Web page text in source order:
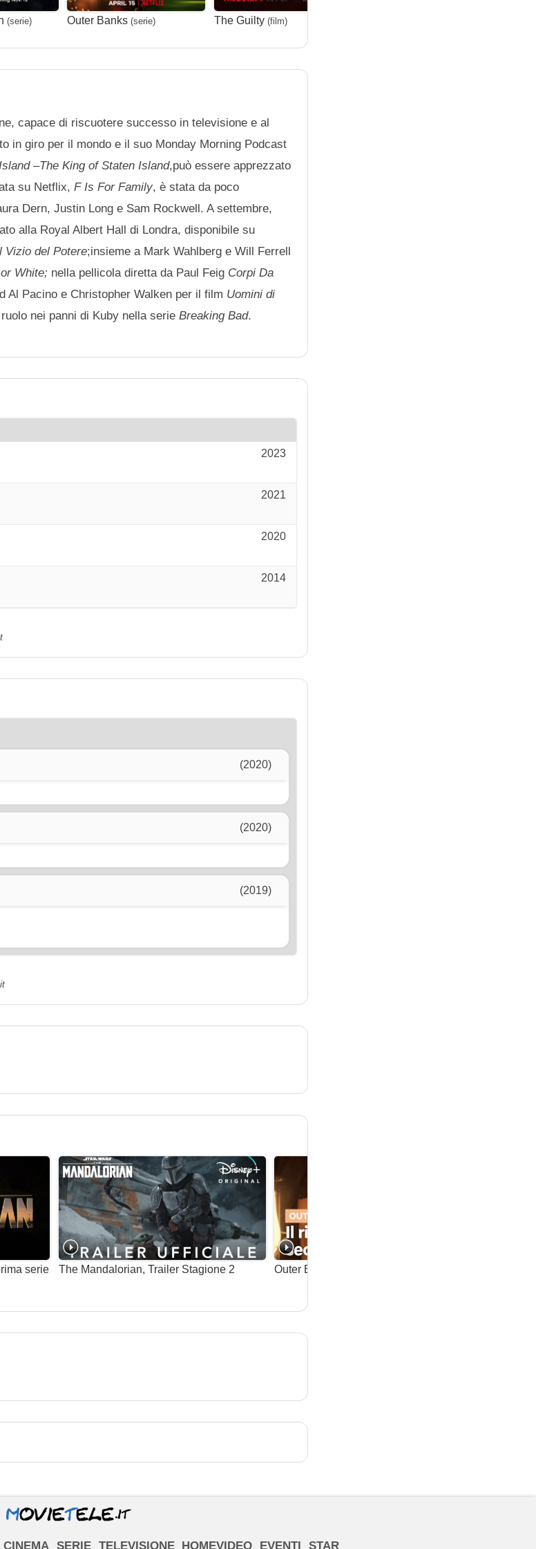
(serie) Outer Banks (serie) The Guilty (film)
capace di riscuotere successo in televisione e al
in giro per il mondo e il suo Monday Morning Podcast
–The King of Staten Island,può essere apprezzato
su Netflix,F Is For Family, è stata da poco
Dern, Justin Long e Sam Rockwell. A settembre,
alla Royal Albert Hall di Londra, disponibile su
Vizio del Potere;insieme a Mark Wahlberg e Will Ferrell
White; nella pellicola diretta da Paul Feig Corpi Da
Al Pacino e Christopher Walken per il film Uomini di
nei panni di Kuby nella serieBreaking Bad.
2023
2021
2020
2014
(2020)
(2020)
(2019)
serie
The Mandalorian, Trailer Stagione 2 Outer Banks, riassunto 2a stagione
CINEMA SERIE TELEVISIONE HOMEVIDEO EVENTI STAR